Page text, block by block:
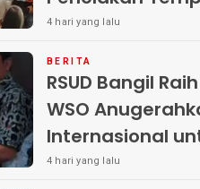
4 hari yang lalu
BERITA
RSUD Bangil
WSO
Internasional
4 hari yang lalu